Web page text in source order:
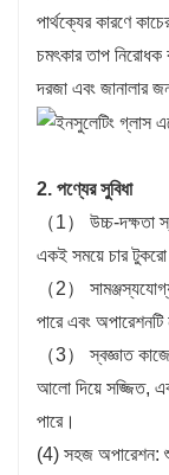
পার্থক্যের কারণে
চমৎকার তাপ নিরোধক
দরজা এবং জানালার
2. পণ্যের সুবিধা
（1） উচ্চ-দক্ষতা
একই সময়ে চার টুকরো
（2）
পারে এবং
（3） স্বজ্ঞাত
আলো দিয়ে সজ্জিত,
পারে।
(4) সহজ অপারেশন: